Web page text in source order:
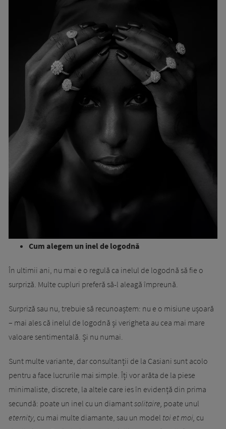
Cum alegem un inel de logodnă
În ultimii ani, nu mai e o regulă ca inelul de logodnă să fie o
surpriză. Multe cupluri preferă să-l aleagă împreună.
Surpriză sau nu, trebuie să recunoaștem: nu e o misiune ușoară
– mai ales că inelul de logodnă și verigheta au cea mai mare
valoare sentimentală. Și nu numai.
Sunt multe variante, dar consultanții de la Casiani sunt acolo
pentru a face lucrurile mai simple. Îți vor arăta de la piese
minimaliste, discrete, la altele care ies în evidență din prima
secundă: poate un inel cu un diamantsolitaire, poate unul
eternity, cu mai multe diamante, sau un model toi et moi, cu